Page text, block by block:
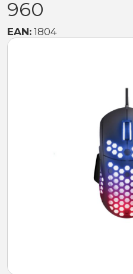
960
EAN: 1804